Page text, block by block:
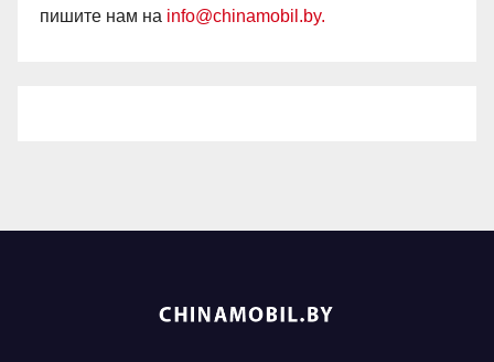
пишите нам на info@chinamobil.by.